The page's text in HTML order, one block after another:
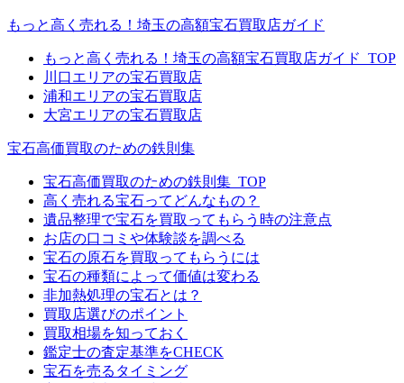
もっと高く売れる！埼玉の高額宝石買取店ガイド
もっと高く売れる！埼玉の高額宝石買取店ガイド_TOP
川口エリアの宝石買取店
浦和エリアの宝石買取店
大宮エリアの宝石買取店
宝石高価買取のための鉄則集
宝石高価買取のための鉄則集_TOP
高く売れる宝石ってどんなもの？
遺品整理で宝石を買取ってもらう時の注意点
お店の口コミや体験談を調べる
宝石の原石を買取ってもらうには
宝石の種類によって価値は変わる
非加熱処理の宝石とは？
買取店選びのポイント
買取相場を知っておく
鑑定士の査定基準をCHECK
宝石を売るタイミング